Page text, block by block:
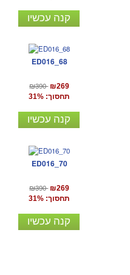
קנה עכשיו
ED016_68
₪390 ₪269
תחסוך: 31%
קנה עכשיו
ED016_70
₪390 ₪269
תחסוך: 31%
קנה עכשיו